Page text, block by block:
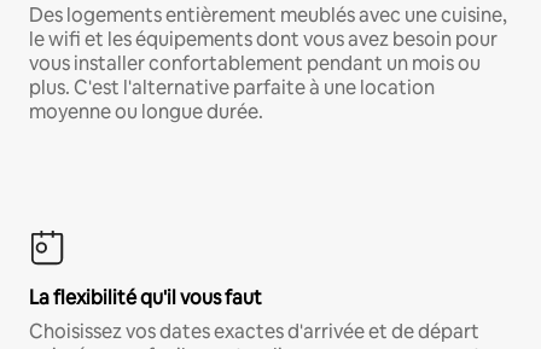
Des logements entièrement meublés avec une cuisine,
le wifi et les équipements dont vous avez besoin pour
vous installer confortablement pendant un mois ou
plus. C'est l'alternative parfaite à une location
moyenne ou longue durée.
La flexibilité qu'il vous faut
Choisissez vos dates exactes d'arrivée et de départ